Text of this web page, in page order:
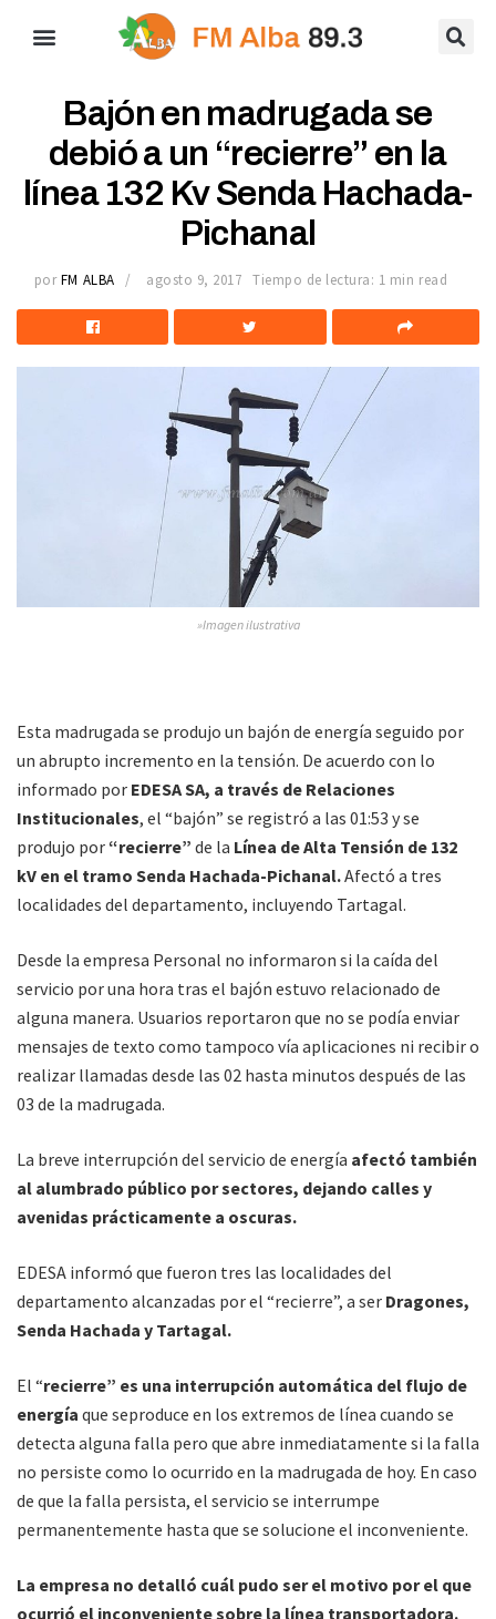
Bajón en madrugada se
debió a un “recierre” en la
línea 132 Kv Senda Hachada-
Pichanal
por FM ALBA agosto 9, 2017 Tiempo de lectura: 1 min read
»Imagen ilustrativa
Esta madrugada se produjo un bajón de energía seguido por
un abrupto incremento en la tensión. De acuerdo con lo
informado por EDESA SA, a través de Relaciones
Institucionales, el “bajón” se registró a las 01:53 y se
produjo por “recierre” de la Línea de Alta Tensión de 132
kV en el tramo Senda Hachada-Pichanal.Afectó a tres
localidades del departamento, incluyendo Tartagal.
Desde la empresa Personal no informaron si la caída del
servicio por una hora tras el bajón estuvo relacionado de
alguna manera. Usuarios reportaron que no se podía enviar
mensajes de texto como tampoco vía aplicaciones ni recibir o
realizar llamadas desde las 02 hasta minutos después de las
03 de la madrugada.
La breve interrupción del servicio de energía afectó también
al alumbrado público por sectores, dejando calles y
avenidas prácticamente a oscuras.
EDESA informó que fueron tres las localidades del
departamento alcanzadas por el “recierre”, a ser Dragones,
Senda Hachada y Tartagal.
El “recierre” es una interrupción automática del flujo de
energía que seproduce en los extremos de línea cuando se
detecta alguna falla pero que abre inmediatamente si la falla
no persiste como lo ocurrido en la madrugada de hoy. En caso
de que la falla persista, el servicio se interrumpe
permanentemente hasta que se solucione el inconveniente.
La empresa no detalló cuál pudo ser el motivo por el que
ocurrió el inconveniente sobre la línea transportadora.